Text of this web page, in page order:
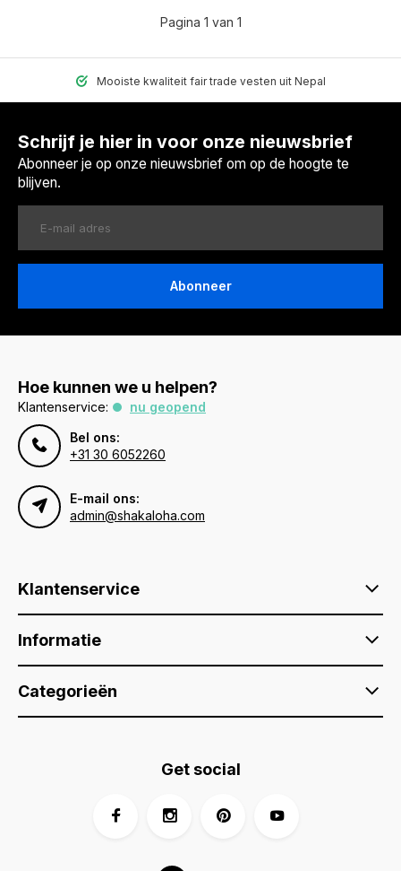
Pagina 1 van 1
Mooiste kwaliteit fair trade vesten uit Nepal
Schrijf je hier in voor onze nieuwsbrief
Abonneer je op onze nieuwsbrief om op de hoogte te
blijven.
Abonneer
Hoe kunnen we u helpen?
Klantenservice:
nu geopend
Bel ons:
+31 30 6052260
E-mail ons:
admin@shakaloha.com
Klantenservice
Informatie
Categorieën
Get social